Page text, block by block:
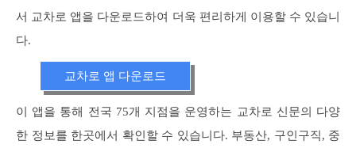
서 교차로 앱을 다운로드하여 더욱 편리하게 이용할 수 있습니
다.
교차로 앱 다운로드
이 앱을 통해 전국 75개 지점을 운영하는 교차로 신문의 다양
한 정보를 한곳에서 확인할 수 있습니다. 부동산, 구인구직, 중